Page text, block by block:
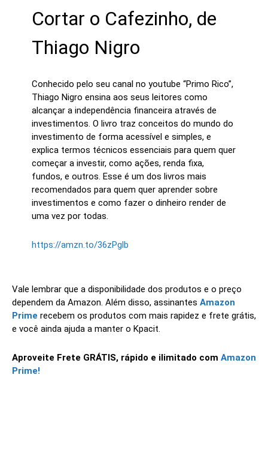
Cortar o Cafezinho, de
Thiago Nigro
Conhecido pelo seu canal no youtube “Primo Rico”,
Thiago Nigro ensina aos seus leitores como
alcançar a independência financeira através de
investimentos. O livro traz conceitos do mundo do
investimento de forma acessível e simples, e
explica termos técnicos essenciais para quem quer
começar a investir, como ações, renda fixa,
fundos, e outros. Esse é um dos livros mais
recomendados para quem quer aprender sobre
investimentos e como fazer o dinheiro render de
uma vez por todas.
https://amzn.to/36zPglb
Vale lembrar que a disponibilidade dos produtos e o preço
dependem da Amazon. Além disso, assinantes Amazon
Prime recebem os produtos com mais rapidez e frete grátis,
e você ainda ajuda a manter o Kpacit.
Aproveite Frete GRÁTIS, rápido e ilimitado com Amazon
Prime!